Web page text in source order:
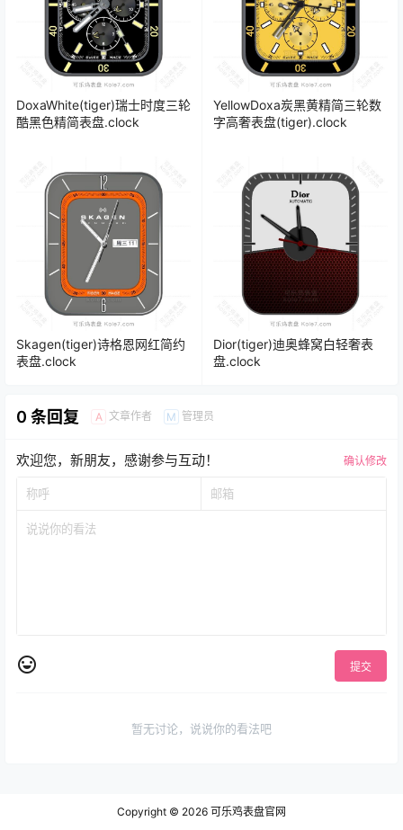
DoxaWhite(tiger)瑞士时度三轮
酷黑色精简表盘.clock
YellowDoxa炭黑黄精简三轮数
字高奢表盘(tiger).clock
Skagen(tiger)诗格恩网红简约
表盘.clock
Dior(tiger)迪奥蜂窝白轻奢表
盘.clock
0 条回复 A 文章作者 M 管理员
欢迎您，新朋友，感谢参与互动！ 确认修改
提交
暂无讨论，说说你的看法吧
Copyright © 2026 可乐鸡表盘官网